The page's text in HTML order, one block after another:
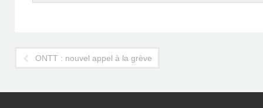
ONTT : nouvel appel à la grève